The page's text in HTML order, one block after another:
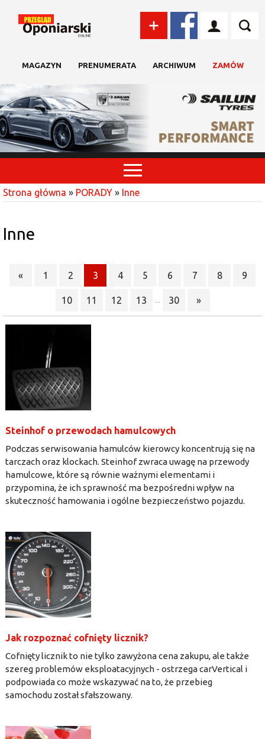
MAGAZYN PRENUMERATA ARCHIWUM ZAMÓW
Strona główna » PORADY » Inne
Inne
« 1 2 3 4 5 6 7 8 9
10 11 12 13 30 »
Steinhof o przewodach hamulcowych
Podczas serwisowania hamulców kierowcy koncentrują się na
tarczach oraz klockach. Steinhof zwraca uwagę na przewody
hamulcowe, które są równie ważnymi elementami i
przypomina, że ich sprawność ma bezpośredni wpływ na
skuteczność hamowania i ogólne bezpieczeństwo pojazdu.
Jak rozpoznać cofnięty licznik?
Cofnięty licznik to nie tylko zawyżona cena zakupu, ale także
szereg problemów eksploatacyjnych - ostrzega carVertical i
podpowiada co może wskazywać na to, że przebieg
samochodu został sfałszowany.